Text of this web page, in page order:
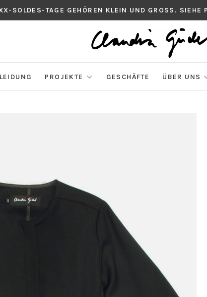
SOLDES-TAGE GEHÖREN KLEIN UND GROSS. SIEHE
PROJEKTE GESCHÄFTE ÜBER UNS